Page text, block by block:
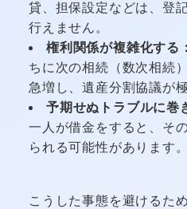
貸、担保設定などは、登
行えません。
権利関係が複雑化する：
ちに次の相続（数次相続
急増し、遺産分割協議が
予期せぬトラブルに巻
一人が借金をすると、そ
られる可能性があります。
こうした事態を避けるた